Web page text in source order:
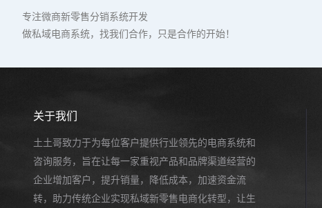
专注微商新零售分销系统开发
做私域电商系统，找我们合作，只是合作的开始！
关于我们
土土哥致力于为每位客户提供行业领先的电商系统和
咨询服务，旨在让每一家重视产品和品牌渠道经营的
企业增加客户，提升销量，降低成本，加速资金流
转，助力传统企业实现私域新零售电商化转型，让生